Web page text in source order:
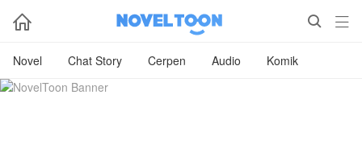
  
Novel Chat Story Cerpen Audio Komik